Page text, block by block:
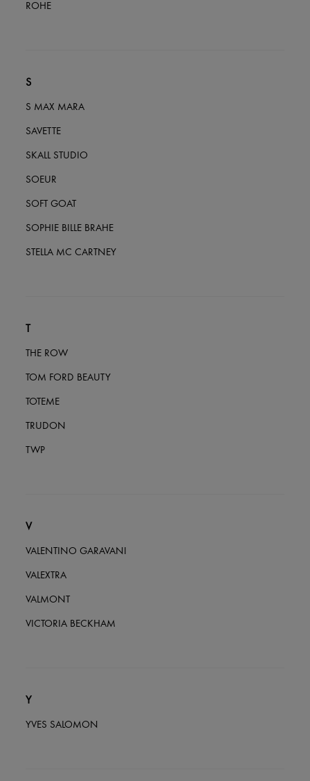
ROHE
S
S MAX MARA
SAVETTE
SKALL STUDIO
SOEUR
SOFT GOAT
SOPHIE BILLE BRAHE
STELLA MC CARTNEY
THE ROW
TOM FORD BEAUTY
TOTEME
TRUDON
TWP
V
VALENTINO GARAVANI
VALEXTRA
VALMONT
VICTORIA BECKHAM
Y
YVES SALOMON